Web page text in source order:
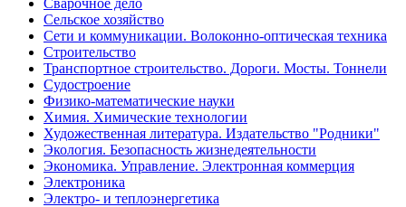
Сварочное дело
Сельское хозяйство
Сети и коммуникации. Волоконно-оптическая техника
Строительство
Транспортное строительство. Дороги. Мосты. Тоннели
Судостроение
Физико-математические науки
Химия. Химические технологии
Художественная литература. Издательство "Родники"
Экология. Безопасность жизнедеятельности
Экономика. Управление. Электронная коммерция
Электроника
Электро- и теплоэнергетика